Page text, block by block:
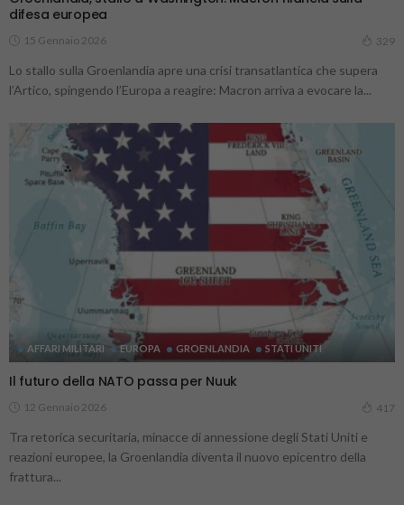
difesa europea
15 Gennaio 2026 329
Lo stallo sulla Groenlandia apre una crisi transatlantica che supera
l’Artico, spingendo l’Europa a reagire: Macron arriva a evocare la...
AFFARI MILITARI EUROPA GROENLANDIA STATI UNITI
Il futuro della NATO passa per Nuuk
12 Gennaio 2026 417
Tra retorica securitaria, minacce di annessione degli Stati Uniti e
reazioni europee, la Groenlandia diventa il nuovo epicentro della
frattura...